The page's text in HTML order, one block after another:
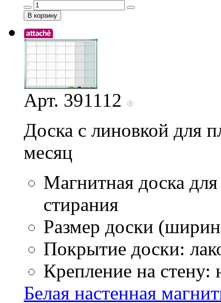
Арт. 391112
Доска с линовкой для
месяц
Магнитная доска
стирания
Размер доски
Покрытие доски:
Крепление на стену:
Белая настенная